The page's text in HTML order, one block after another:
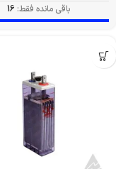
باقی مانده فقط: 16